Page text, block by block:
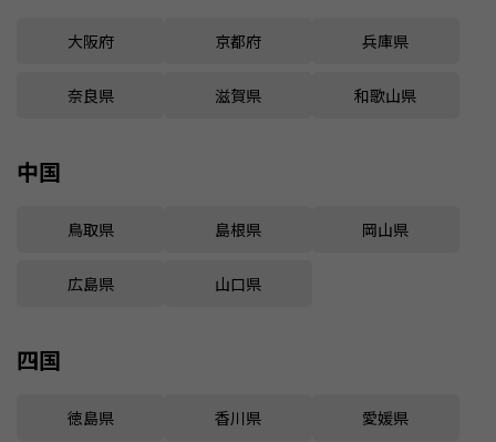
大阪府 京都府 兵庫県
奈良県 滋賀県 和歌山県
中国
鳥取県 島根県 岡山県
広島県 山口県
四国
徳島県 香川県 愛媛県